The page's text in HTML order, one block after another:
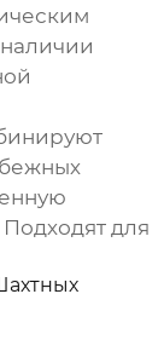
для